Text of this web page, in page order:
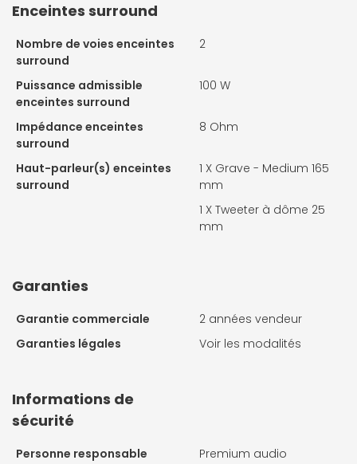
Enceintes surround
Nombre de voies enceintes
surround
2
Puissance admissible
enceintes surround
100 W
Impédance enceintes
surround
8 Ohm
Haut-parleur(s) enceintes
surround
1 X Grave - Medium 165
mm
1 X Tweeter à dôme 25
mm
Garanties
Garantie commerciale
2 années vendeur
Garanties légales
Voir les modalités
Informations de
sécurité
Personne responsable
Premium audio